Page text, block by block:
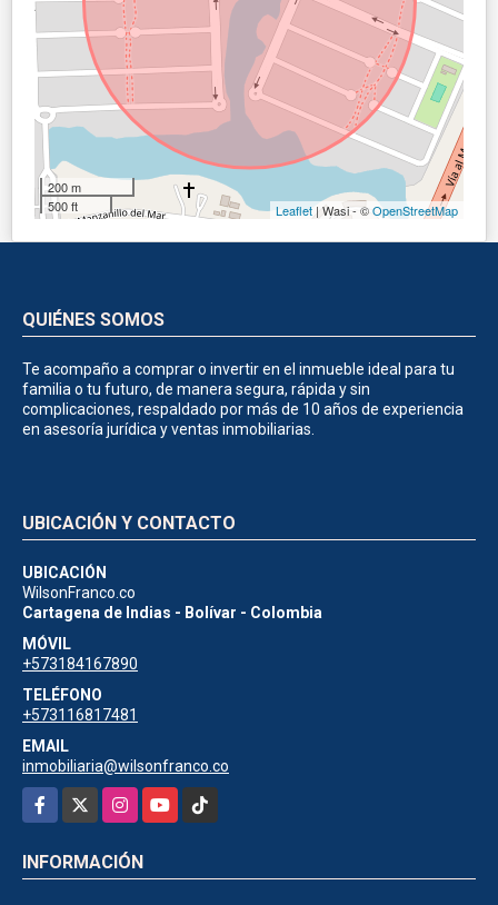
200 m
500 ft
Leaflet | Wasi - ©OpenStreetMap
QUIÉNES SOMOS
Te acompaño a comprar o invertir en el inmueble ideal para tu
familia o tu futuro, de manera segura, rápida y sin
complicaciones, respaldado por más de 10 años de experiencia
en asesoría jurídica y ventas inmobiliarias.
UBICACIÓN Y CONTACTO
UBICACIÓN
WilsonFranco.co
Cartagena de Indias - Bolívar - Colombia
MÓVIL
+573184167890
TELÉFONO
+573116817481
EMAIL
inmobiliaria@wilsonfranco.co
Facebook
InstagramYouTubeTikTok
INFORMACIÓN